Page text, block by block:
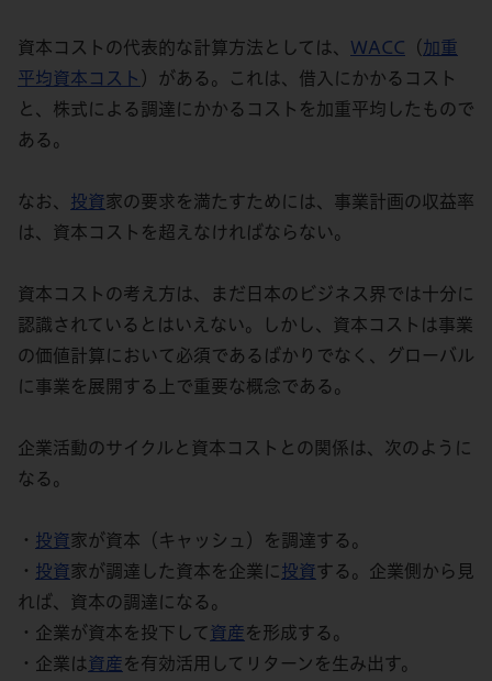
資本コストの代表的な計算方法としては、 WACC （加重
平均資本コスト ）がある。これは、借入にかかるコスト
と、株式による調達にかかるコストを加重平均したもので
ある。
なお、 投資家の要求を満たすためには、事業計画の収益率
は、資本コストを超えなければならない。
資本コストの考え方は、まだ日本のビジネス界では十分に
認識されているとはいえない。しかし、資本コストは事業
の価値計算において必須であるばかりでなく、グローバル
に事業を展開する上で重要な概念である。
企業活動のサイクルと資本コストとの関係は、次のように
なる。
・ 投資家が資本（キャッシュ）を調達する。
・ 投資家が調達した資本を企業に 投資する。企業側から見
れば、資本の調達になる。
・企業が資本を投下して資産を形成する。
・企業は資産を有効活用してリターンを生み出す。